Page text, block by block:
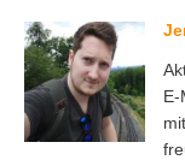
E-